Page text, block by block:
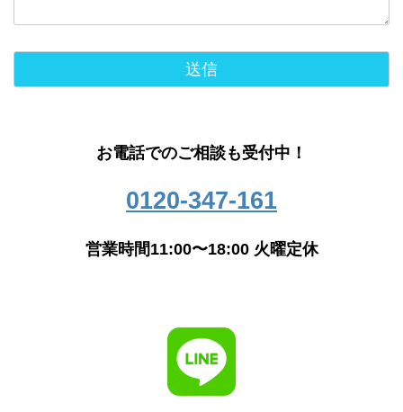
お電話でのご相談も受付中！
0120-347-161
営業時間11:00〜18:00 火曜定休